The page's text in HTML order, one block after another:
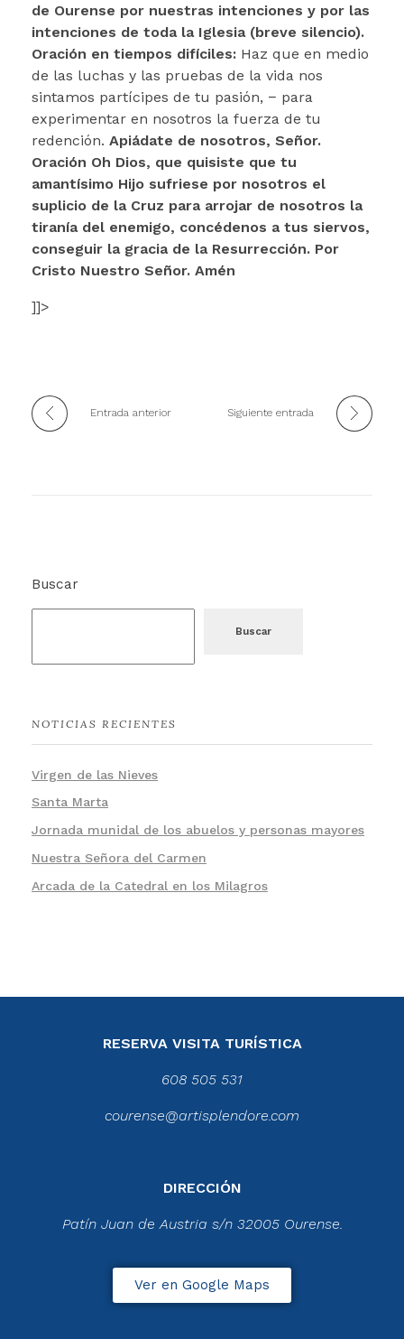
de Ourense por nuestras intenciones y por las
intenciones de toda la Iglesia (breve silencio).
Oración en tiempos difíciles: Haz que en medio
de las luchas y las pruebas de la vida nos
sintamos partícipes de tu pasión, − para
experimentar en nosotros la fuerza de tu
redención. Apiádate de nosotros, Señor.
Oración Oh Dios, que quisiste que tu
amantísimo Hijo sufriese por nosotros el
suplicio de la Cruz para arrojar de nosotros la
tiranía del enemigo, concédenos a tus siervos,
conseguir la gracia de la Resurrección. Por
Cristo Nuestro Señor. Amén
]]>
Entrada anterior Siguiente entrada
Buscar
Buscar
NOTICIAS RECIENTES
Virgen de las Nieves
Santa Marta
Jornada munidal de los abuelos y personas mayores
Nuestra Señora del Carmen
Arcada de la Catedral en los Milagros
RESERVA VISITA TURÍSTICA
608 505 531
courense@artisplendore.com
DIRECCIÓN
Patín Juan de Austria s/n 32005 Ourense.
Ver en Google Maps